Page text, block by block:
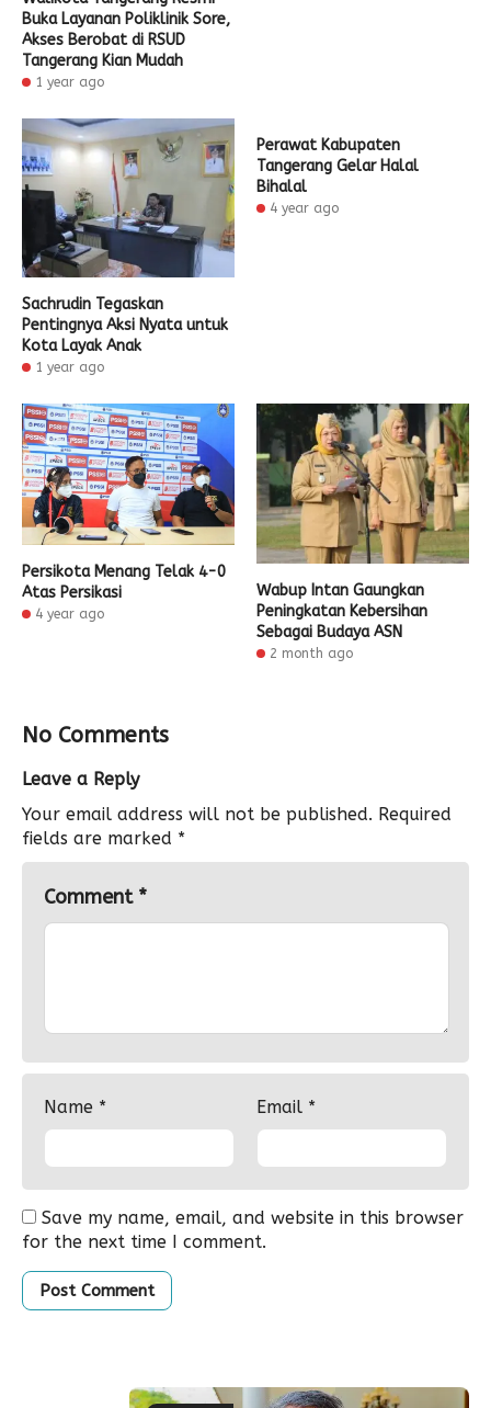
Buka Layanan Poliklinik Sore,
Akses Berobat di RSUD
Tangerang Kian Mudah
1 year ago
Sachrudin Tegaskan
Pentingnya Aksi Nyata untuk
Kota Layak Anak
1 year ago
Perawat Kabupaten
Tangerang Gelar Halal
Bihalal
4 year ago
Persikota Menang Telak 4-0
Atas Persikasi
4 year ago
Wabup Intan Gaungkan
Peningkatan Kebersihan
Sebagai Budaya ASN
2 month ago
No Comments
Leave a Reply
Your email address will not be published. Required
fields are marked *
Comment *
Name * Email *
Save my name, email, and website in this browser
for the next time I comment.